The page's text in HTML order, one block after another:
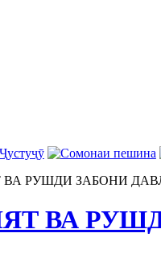
РУШДИ ЗАБОНИ
ВА